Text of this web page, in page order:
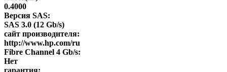
0.4000
Версия SAS:
SAS 3.0 (12 Gb/s)
сайт производителя:
http://www.hp.com/ru
Fibre Channel 4 Gb/s:
Нет
гарантия: